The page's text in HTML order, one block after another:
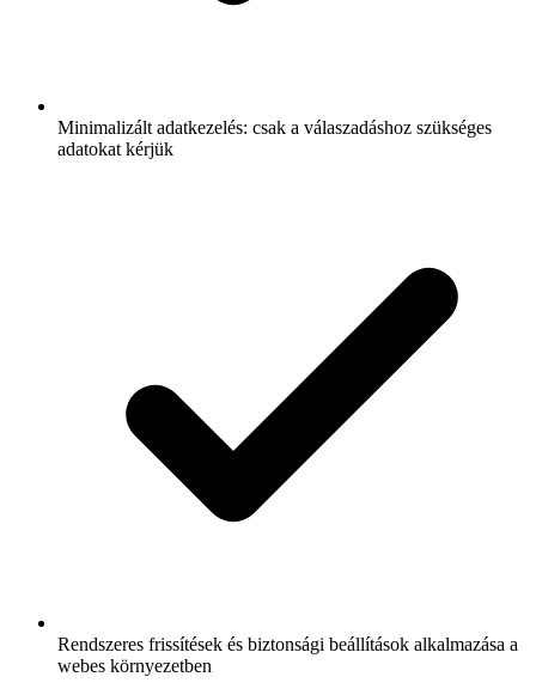
Minimalizált adatkezelés: csak a válaszadáshoz szükséges
adatokat kérjük
Rendszeres frissítések és biztonsági beállítások alkalmazása a
webes környezetben